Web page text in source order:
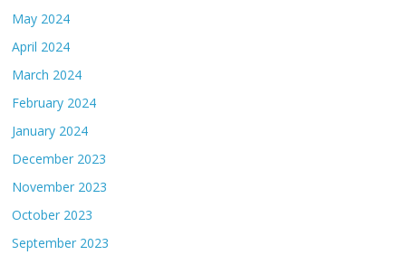
May 2024
April 2024
March 2024
February 2024
January 2024
December 2023
November 2023
October 2023
September 2023